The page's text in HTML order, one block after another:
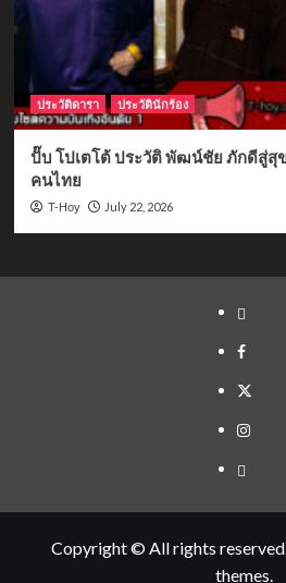
ประวัติดารา ประวัตินักร้อง
ปั๊บ โปเตโต้ ประวัติ พัฒน์ชัย ภักดีสู่สุ
คนไทย
T-Hoy July 22, 2026
Yelp
Twitter
Email
Copyright © All rights reserved.
themes.